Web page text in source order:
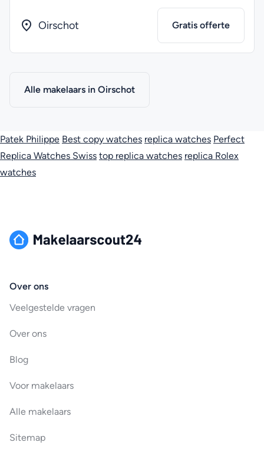
Oirschot Gratis offerte
Alle makelaars in Oirschot
Patek Philippe Best copy watches replica watches Perfect
Replica Watches Swiss top replica watches replica Rolex
watches
Over ons
Veelgestelde vragen
Over ons
Blog
Voor makelaars
Alle makelaars
Sitemap